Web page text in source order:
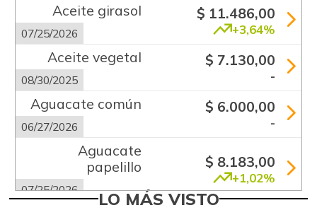
Aceite girasol
07/25/2026
$ 11.486,00
+3,64%
Aceite vegetal
08/30/2025
$ 7.130,00
-
Aguacate común
06/27/2026
$ 6.000,00
-
Aguacate
papelillo
07/25/2026
$ 8.183,00
+1,02%
LO MÁS VISTO